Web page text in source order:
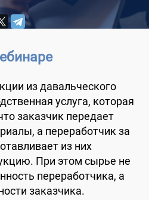
из давальческого
услуга, которая
заказчик передает
а переработчик за
из них
При этом сырье не
переработчика, а
заказчика.